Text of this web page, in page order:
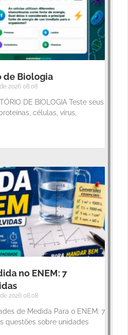
de Biologia
2026 08:08
DE BIOLOGIA Teste seus
células, vírus,
no ENEM: 7
2026 08:08
de Medida Para o ENEM: 7
questões sobre unidades